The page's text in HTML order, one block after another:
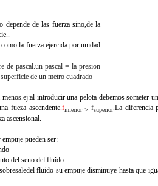
depende de las fuerza sino,de la
la fuerza ejercida por unidad
de pascal.un pascal = la presion
de un metro cuadrado
introducir una pelota debemos someter
fueza ascendente.finferior > fsuperior.La diferencia
ascensional.
pueden ser:
del seno del fluido
fluido su empuje disminuye hasta que